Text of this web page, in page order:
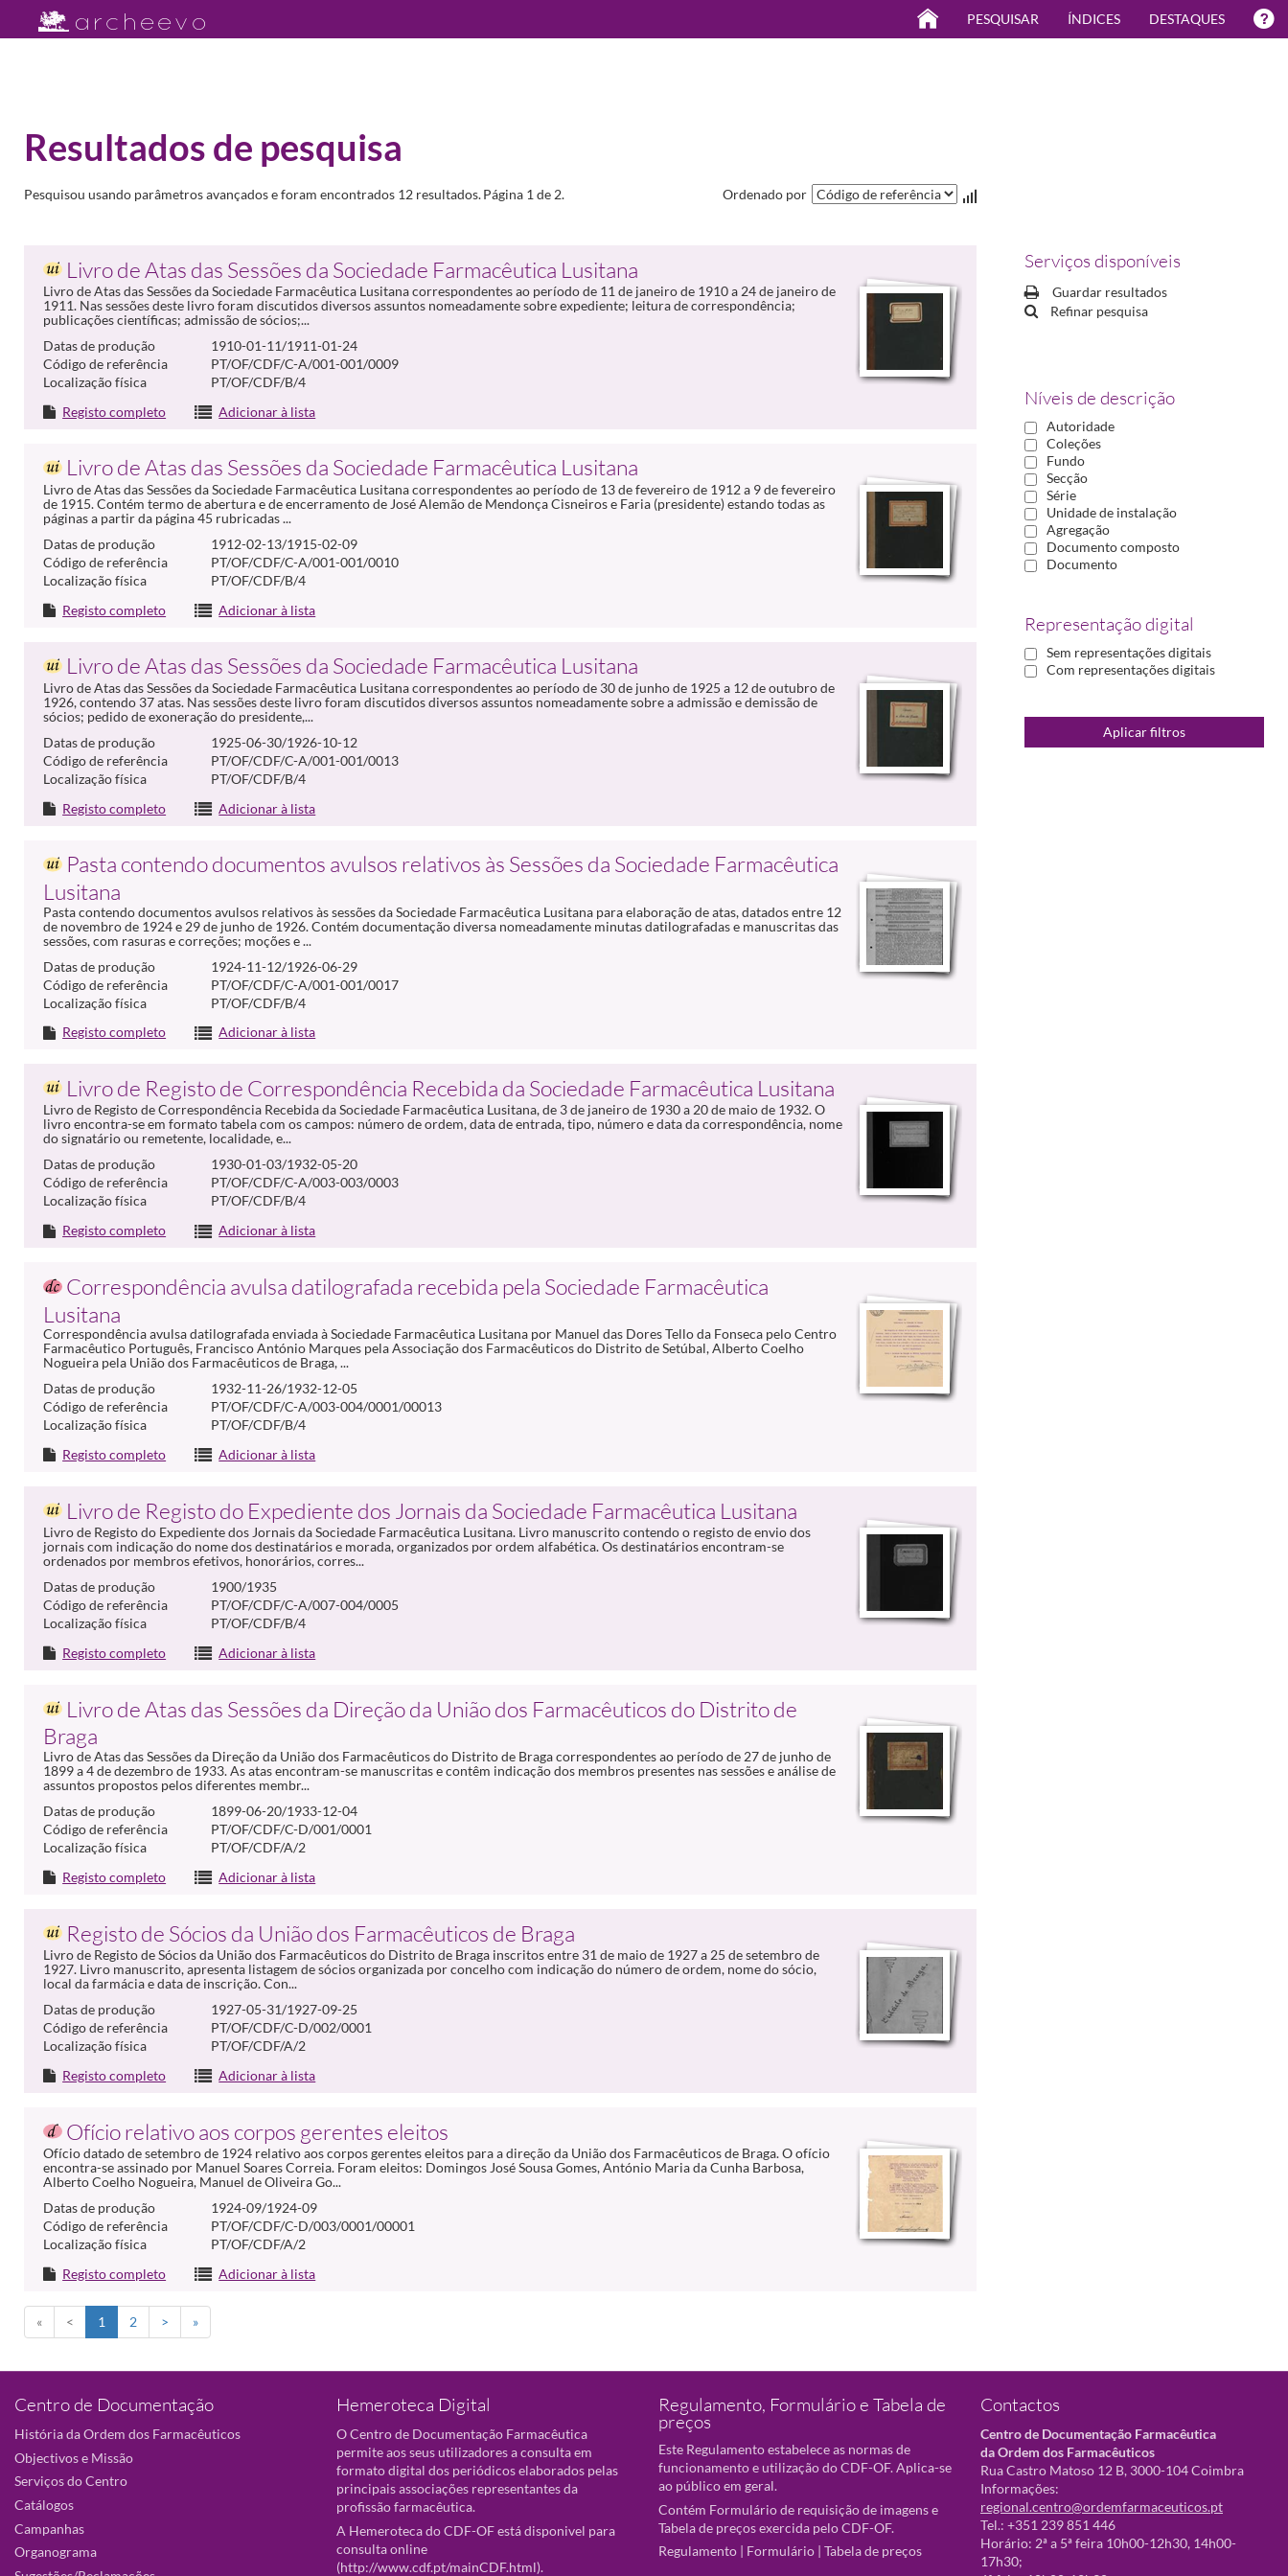
PESQUISAR ÍNDICES DESTAQUES
Resultados de pesquisa
Serviços disponíveis
Guardar resultados
Refinar pesquisa
Níveis de descrição
Autoridade
Coleções
Fundo
Secção
Série
Unidade de instalação
Agregação
Documento composto
Documento
Representação digital
Sem representações digitais
Com representações digitais
Pesquisou usando parâmetros avançados e foram encontrados 12 resultados.Página 1 de 2. Ordenado por
Livro de Atas das Sessões da Sociedade Farmacêutica Lusitana
Livro de Atas das Sessões da Sociedade Farmacêutica Lusitana correspondentes ao período de 11 de janeiro de 1910 a 24 de janeiro de
1911. Nas sessões deste livro foram discutidos diversos assuntos nomeadamente sobre expediente; leitura de correspondência;
publicações científicas; admissão de sócios;...
Datas de produção
1910-01-11/1911-01-24
Código de referência
PT/OF/CDF/C-A/001-001/0009
Localização física
PT/OF/CDF/B/4
Registo completo
Adicionar à lista
Livro de Atas das Sessões da Sociedade Farmacêutica Lusitana
Livro de Atas das Sessões da Sociedade Farmacêutica Lusitana correspondentes ao período de 13 de fevereiro de 1912 a 9 de fevereiro
de 1915. Contém termo de abertura e de encerramento de José Alemão de Mendonça Cisneiros e Faria (presidente) estando todas as
páginas a partir da página 45 rubricadas ...
Datas de produção
1912-02-13/1915-02-09
Código de referência
PT/OF/CDF/C-A/001-001/0010
Localização física
PT/OF/CDF/B/4
Registo completo
Adicionar à lista
Livro de Atas das Sessões da Sociedade Farmacêutica Lusitana
Livro de Atas das Sessões da Sociedade Farmacêutica Lusitana correspondentes ao período de 30 de junho de 1925 a 12 de outubro de
1926, contendo 37 atas. Nas sessões deste livro foram discutidos diversos assuntos nomeadamente sobre a admissão e demissão de
sócios; pedido de exoneração do presidente,...
Datas de produção
1925-06-30/1926-10-12
Código de referência
PT/OF/CDF/C-A/001-001/0013
Localização física
PT/OF/CDF/B/4
Registo completo
Adicionar à lista
Pasta contendo documentos avulsos relativos às Sessões da Sociedade Farmacêutica
Lusitana
Pasta contendo documentos avulsos relativos às sessões da Sociedade Farmacêutica Lusitana para elaboração de atas, datados entre 12
de novembro de 1924 e 29 de junho de 1926. Contém documentação diversa nomeadamente minutas datilografadas e manuscritas das
sessões, com rasuras e correções; moções e ...
Datas de produção
1924-11-12/1926-06-29
Código de referência
PT/OF/CDF/C-A/001-001/0017
Localização física
PT/OF/CDF/B/4
Registo completo
Adicionar à lista
Livro de Registo de Correspondência Recebida da Sociedade Farmacêutica Lusitana
Livro de Registo de Correspondência Recebida da Sociedade Farmacêutica Lusitana, de 3 de janeiro de 1930 a 20 de maio de 1932. O
livro encontra-se em formato tabela com os campos: número de ordem, data de entrada, tipo, número e data da correspondência, nome
do signatário ou remetente, localidade, e...
Datas de produção
1930-01-03/1932-05-20
Código de referência
PT/OF/CDF/C-A/003-003/0003
Localização física
PT/OF/CDF/B/4
Registo completo
Adicionar à lista
Correspondência avulsa datilografada recebida pela Sociedade Farmacêutica
Lusitana
Correspondência avulsa datilografada enviada à Sociedade Farmacêutica Lusitana por Manuel das Dores Tello da Fonseca pelo Centro
Farmacêutico Português, Francisco António Marques pela Associação dos Farmacêuticos do Distrito de Setúbal, Alberto Coelho
Nogueira pela União dos Farmacêuticos de Braga, ...
Datas de produção
1932-11-26/1932-12-05
Código de referência
PT/OF/CDF/C-A/003-004/0001/00013
Localização física
PT/OF/CDF/B/4
Registo completo
Adicionar à lista
Livro de Registo do Expediente dos Jornais da Sociedade Farmacêutica Lusitana
Livro de Registo do Expediente dos Jornais da Sociedade Farmacêutica Lusitana. Livro manuscrito contendo o registo de envio dos
jornais com indicação do nome dos destinatários e morada, organizados por ordem alfabética. Os destinatários encontram-se
ordenados por membros efetivos, honorários, corres...
Datas de produção
1900/1935
Código de referência
PT/OF/CDF/C-A/007-004/0005
Localização física
PT/OF/CDF/B/4
Registo completo
Adicionar à lista
Livro de Atas das Sessões da Direção da União dos Farmacêuticos do Distrito de
Braga
Livro de Atas das Sessões da Direção da União dos Farmacêuticos do Distrito de Braga correspondentes ao período de 27 de junho de
1899 a 4 de dezembro de 1933. As atas encontram-se manuscritas e contêm indicação dos membros presentes nas sessões e análise de
assuntos propostos pelos diferentes membr...
Datas de produção
1899-06-20/1933-12-04
Código de referência
PT/OF/CDF/C-D/001/0001
Localização física
PT/OF/CDF/A/2
Registo completo
Adicionar à lista
Registo de Sócios da União dos Farmacêuticos de Braga
Livro de Registo de Sócios da União dos Farmacêuticos do Distrito de Braga inscritos entre 31 de maio de 1927 a 25 de setembro de
1927. Livro manuscrito, apresenta listagem de sócios organizada por concelho com indicação do número de ordem, nome do sócio,
local da farmácia e data de inscrição. Con...
Datas de produção
1927-05-31/1927-09-25
Código de referência
PT/OF/CDF/C-D/002/0001
Localização física
PT/OF/CDF/A/2
Registo completo
Adicionar à lista
Ofício relativo aos corpos gerentes eleitos
Ofício datado de setembro de 1924 relativo aos corpos gerentes eleitos para a direção da União dos Farmacêuticos de Braga. O ofício
encontra-se assinado por Manuel Soares Correia. Foram eleitos: Domingos José Sousa Gomes, António Maria da Cunha Barbosa,
Alberto Coelho Nogueira, Manuel de Oliveira Go...
Datas de produção
1924-09/1924-09
Código de referência
PT/OF/CDF/C-D/003/0001/00001
Localização física
PT/OF/CDF/A/2
Registo completo
Adicionar à lista
« < 1 2 > »
Centro de Documentação
História da Ordem dos Farmacêuticos
Objectivos e Missão
Serviços do Centro
Catálogos
Campanhas
Organograma
Hemeroteca Digital
O Centro de Documentação Farmacêutica
permite aos seus utilizadores a consulta em
formato digital dos periódicos elaborados pelas
principais associações representantes da
profissão farmacêutica.
A Hemeroteca do CDF-OF está disponivel para
consulta online
(http://www.cdf.pt/mainCDF.html).
Regulamento, Formulário e Tabela de
preços
Este Regulamento estabelece as normas de
funcionamento e utilização do CDF-OF. Aplica-se
ao público em geral.
Contém Formulário de requisição de imagens e
Tabela de preços exercida pelo CDF-OF.
Regulamento | Formulário | Tabela de preços
Contactos
Centro de Documentação Farmacêutica
da Ordem dos Farmacêuticos
Rua Castro Matoso 12 B, 3000-104 Coimbra
Informações:
regional.centro@ordemfarmaceuticos.pt
Tel.: +351 239 851 446
Horário: 2ª a 5ª feira 10h00-12h30, 14h00-
17h30;